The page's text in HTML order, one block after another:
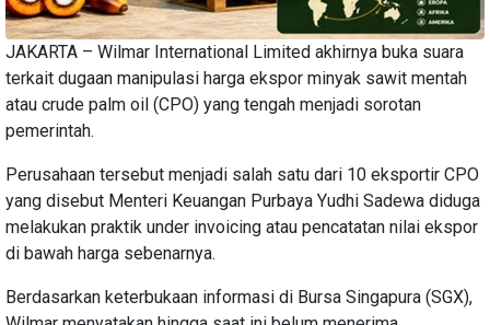
JAKARTA – Wilmar International Limited akhirnya buka suara
terkait dugaan manipulasi harga ekspor minyak sawit mentah
atau crude palm oil (CPO) yang tengah menjadi sorotan
pemerintah.
Perusahaan tersebut menjadi salah satu dari 10 eksportir CPO
yang disebut Menteri Keuangan Purbaya Yudhi Sadewa diduga
melakukan praktik under invoicing atau pencatatan nilai ekspor
di bawah harga sebenarnya.
Berdasarkan keterbukaan informasi di Bursa Singapura (SGX),